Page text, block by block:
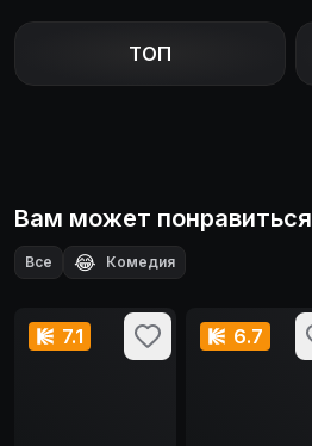
ТОП
Вам может понравиться
Все 😂 Комедия
7.1 6.7